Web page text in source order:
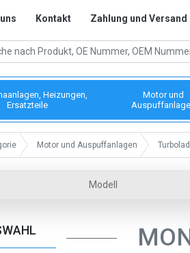
Kontakt Zahlung und Versand
Heizungen,
Ersatzteile
Motor und
Motor und Auspuffanlagen
Modell